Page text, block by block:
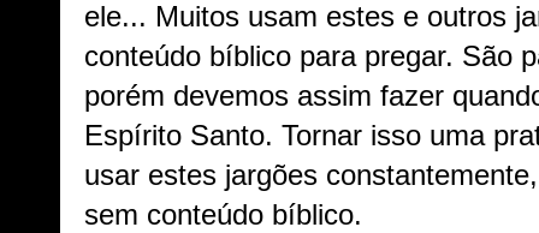
ele... Muitos usam estes e outros
conteúdo bíblico para pregar. São
porém devemos assim fazer
Espírito Santo. Tornar isso uma
usar estes jargões
sem conteúdo bíblico.